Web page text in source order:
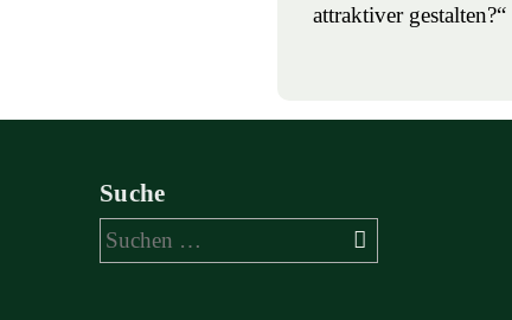
attraktiver gestalten?“
Suche
Suchen
nach: